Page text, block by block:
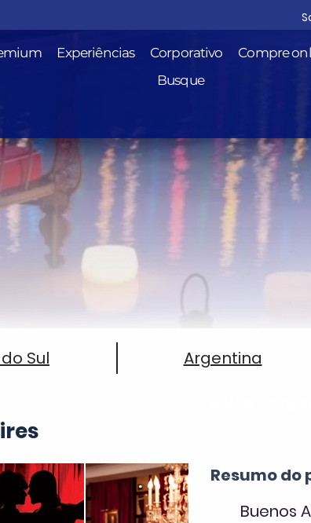
Experiências Corporativo Compre
Busque
Sul Argentina
Resumo do
Buenos